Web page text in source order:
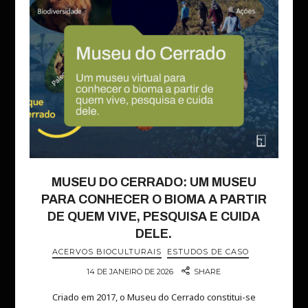
MUSEU DO CERRADO: UM MUSEU
PARA CONHECER O BIOMA A PARTIR
DE QUEM VIVE, PESQUISA E CUIDA
DELE.
ACERVOS BIOCULTURAIS ESTUDOS DE CASO
14 DE JANEIRO DE 2026 SHARE
Criado em 2017, o Museu do Cerrado constitui-se